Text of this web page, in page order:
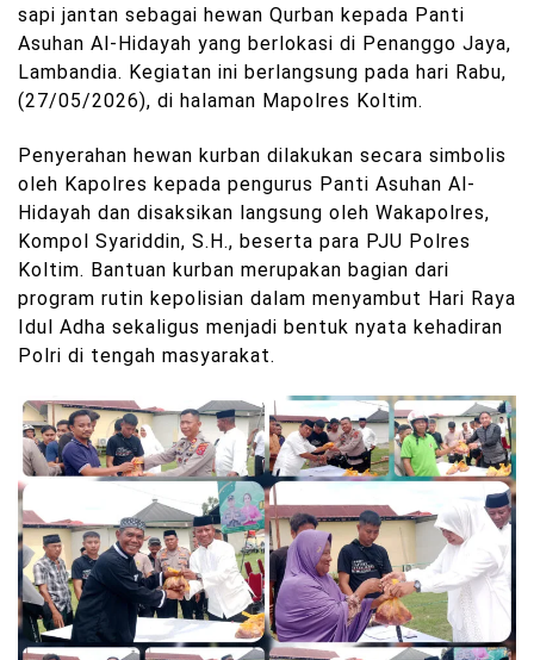
sapi jantan sebagai hewan Qurban kepada Panti
Asuhan Al-Hidayah yang berlokasi di Penanggo Jaya,
Lambandia. Kegiatan ini berlangsung pada hari Rabu,
(27/05/2026), di halaman Mapolres Koltim.
Penyerahan hewan kurban dilakukan secara simbolis
oleh Kapolres kepada pengurus Panti Asuhan Al-
Hidayah dan disaksikan langsung oleh Wakapolres,
Kompol Syariddin, S.H., beserta para PJU Polres
Koltim. Bantuan kurban merupakan bagian dari
program rutin kepolisian dalam menyambut Hari Raya
Idul Adha sekaligus menjadi bentuk nyata kehadiran
Polri di tengah masyarakat.